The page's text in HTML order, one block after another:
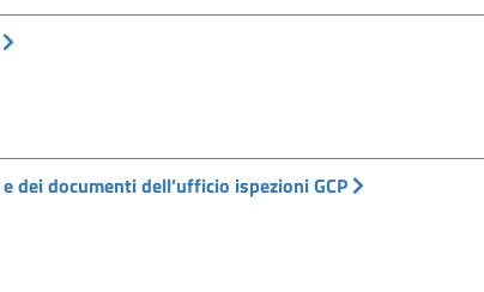
documenti dell’ufficio ispezioni GCP